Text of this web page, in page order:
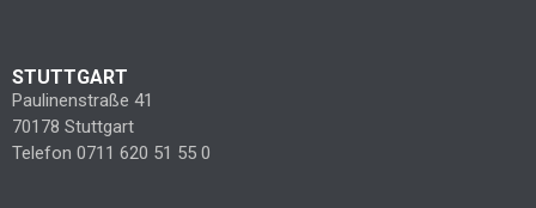
STUTTGART
Paulinenstraße 41
70178 Stuttgart
Telefon 0711 620 51 55 0